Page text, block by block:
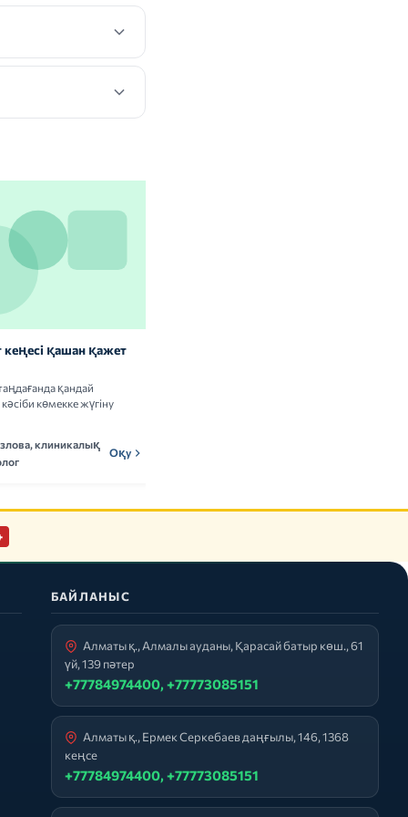
қашан қажет
қандай
көмекке жүгіну
клиникалық
Оқу
БАЙЛАНЫС
Алматы қ., Алмалы ауданы, Қарасай батыр көш., 61
үй, 139 пәтер
+77784974400, +77773085151
Алматы қ., Ермек Серкебаев даңғылы, 146, 1368
кеңсе
+77784974400, +77773085151